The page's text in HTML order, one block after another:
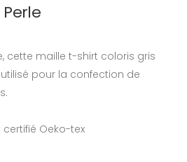
Perle
cette maille t-shirt coloris gris
pour la confection de
certifié Oeko-tex